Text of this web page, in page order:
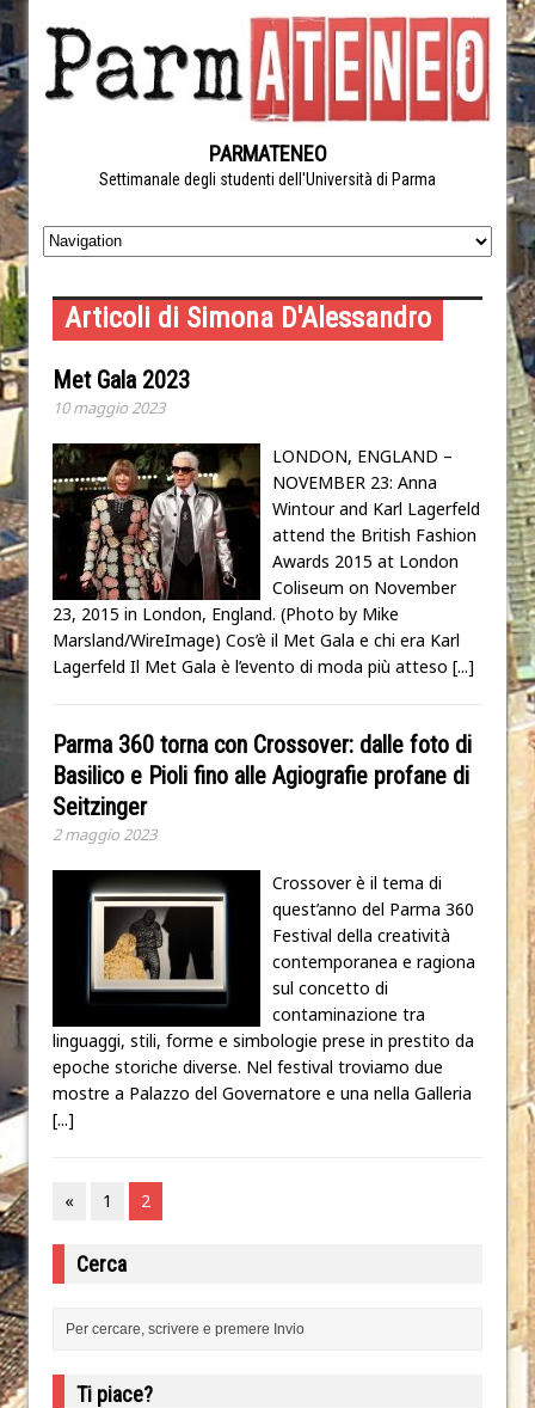
PARMATENEO
Settimanale degli studenti dell'Università di Parma
Articoli di Simona D'Alessandro
Met Gala 2023
10 maggio 2023
LONDON, ENGLAND –
NOVEMBER 23: Anna
Wintour and Karl Lagerfeld
attend the British Fashion
Awards 2015 at London
Coliseum on November
23, 2015 in London, England. (Photo by Mike
Marsland/WireImage) Cos’è il Met Gala e chi era Karl
Lagerfeld Il Met Gala è l’evento di moda più atteso [...]
Parma 360 torna con Crossover: dalle foto di
Basilico e Pioli fino alle Agiografie profane di
Seitzinger
2 maggio 2023
Crossover è il tema di
quest’anno del Parma 360
Festival della creatività
contemporanea e ragiona
sul concetto di
contaminazione tra
linguaggi, stili, forme e simbologie prese in prestito da
epoche storiche diverse. Nel festival troviamo due
mostre a Palazzo del Governatore e una nella Galleria
[...]
« 1 2
Cerca
Ti piace?